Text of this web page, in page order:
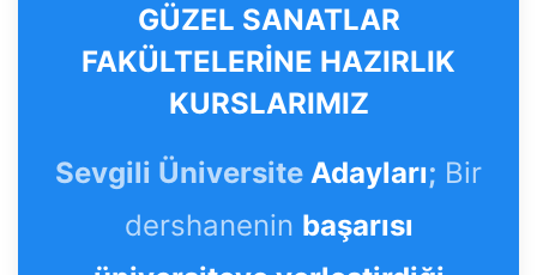
GÜZEL SANATLAR
FAKÜLTELERİNE HAZIRLIK
KURSLARIMIZ
Sevgili Üniversite Adayları; Bir
dershanenin başarısı